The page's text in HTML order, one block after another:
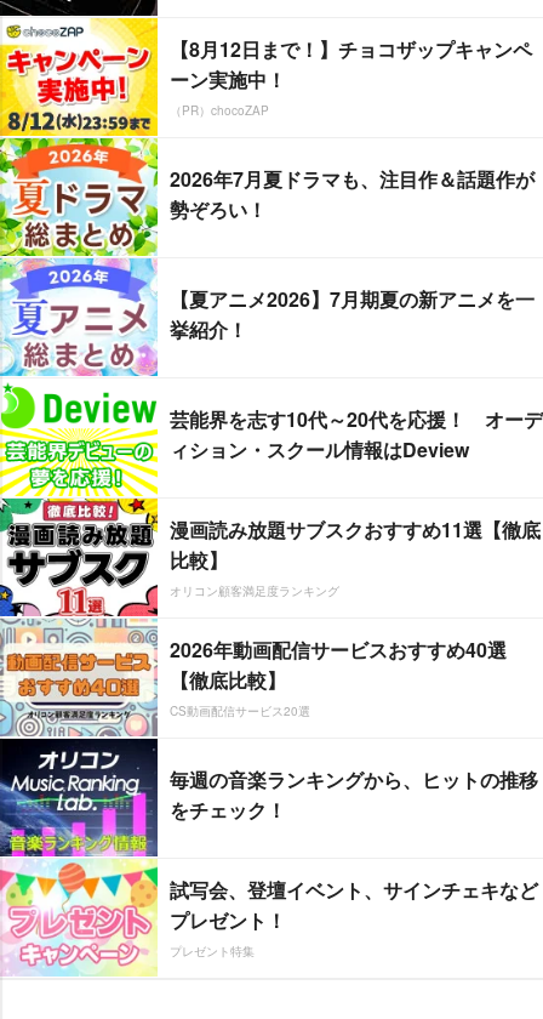
【8月12日まで！】チョコザップキャンペ
ーン実施中！
（PR）chocoZAP
2026年7月夏ドラマも、注目作＆話題作が
勢ぞろい！
【夏アニメ2026】7月期夏の新アニメを一
挙紹介！
芸能界を志す10代～20代を応援！ オーデ
ィション・スクール情報はDeview
漫画読み放題サブスクおすすめ11選【徹底
比較】
オリコン顧客満足度ランキング
2026年動画配信サービスおすすめ40選
【徹底比較】
CS動画配信サービス20選
毎週の音楽ランキングから、ヒットの推移
をチェック！
試写会、登壇イベント、サインチェキなど
プレゼント！
プレゼント特集